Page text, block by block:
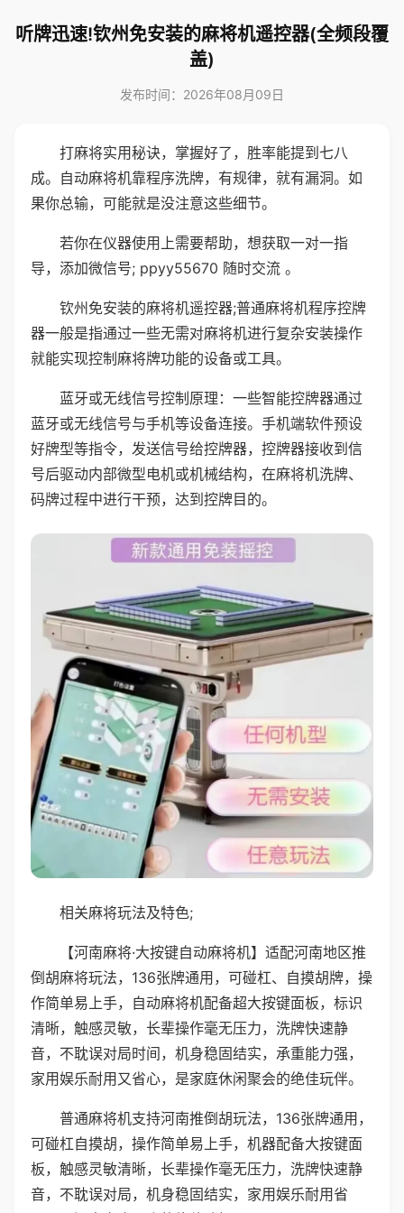
听牌迅速!钦州免安装的麻将机遥控器(全频段覆
盖)
发布时间：2026年08月09日
打麻将实用秘诀，掌握好了，胜率能提到七八
成。自动麻将机靠程序洗牌，有规律，就有漏洞。如
果你总输，可能就是没注意这些细节。
若你在仪器使用上需要帮助，想获取一对一指
导，添加微信号; ppyy55670 随时交流 。
钦州免安装的麻将机遥控器;普通麻将机程序控牌
器一般是指通过一些无需对麻将机进行复杂安装操作
就能实现控制麻将牌功能的设备或工具。
蓝牙或无线信号控制原理：一些智能控牌器通过
蓝牙或无线信号与手机等设备连接。手机端软件预设
好牌型等指令，发送信号给控牌器，控牌器接收到信
号后驱动内部微型电机或机械结构，在麻将机洗牌、
码牌过程中进行干预，达到控牌目的。
相关麻将玩法及特色;
【河南麻将·大按键自动麻将机】适配河南地区推
倒胡麻将玩法，136张牌通用，可碰杠、自摸胡牌，操
作简单易上手，自动麻将机配备超大按键面板，标识
清晰，触感灵敏，长辈操作毫无压力，洗牌快速静
音，不耽误对局时间，机身稳固结实，承重能力强，
家用娱乐耐用又省心，是家庭休闲聚会的绝佳玩伴。
普通麻将机支持河南推倒胡玩法，136张牌通用，
可碰杠自摸胡，操作简单易上手，机器配备大按键面
板，触感灵敏清晰，长辈操作毫无压力，洗牌快速静
音，不耽误对局，机身稳固结实，家用娱乐耐用省